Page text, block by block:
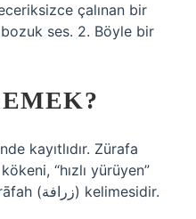
çalınan bir
ses. 2. Böyle bir
kayıtlıdır. Zürafa
“hızlı yürüyen”
anlamına gelen Arapça zarāfah (زرافة) kelimesidir.